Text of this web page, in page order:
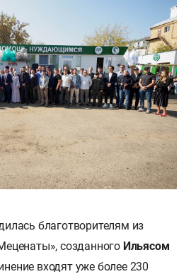
благотворителям из
созданного Ильясом
входят уже более 230